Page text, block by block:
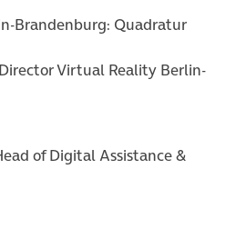
Brandenburg: Quadratur
Virtual Reality Berlin-
of Digital Assistance &